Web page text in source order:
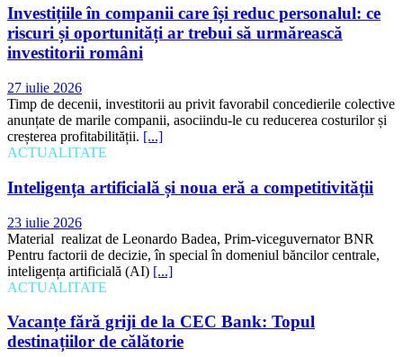
Investițiile în companii care își reduc personalul: ce
riscuri și oportunități ar trebui să urmărească
investitorii români
27 iulie 2026
Timp de decenii, investitorii au privit favorabil concedierile colective
anunțate de marile companii, asociindu-le cu reducerea costurilor și
creșterea profitabilității. [...]
ACTUALITATE
Inteligența artificială și noua eră a competitivității
23 iulie 2026
Material realizat de Leonardo Badea, Prim-viceguvernator BNR
Pentru factorii de decizie, în special în domeniul băncilor centrale,
inteligența artificială (AI) [...]
ACTUALITATE
Vacanțe fără griji de la CEC Bank: Topul
destinațiilor de călătorie